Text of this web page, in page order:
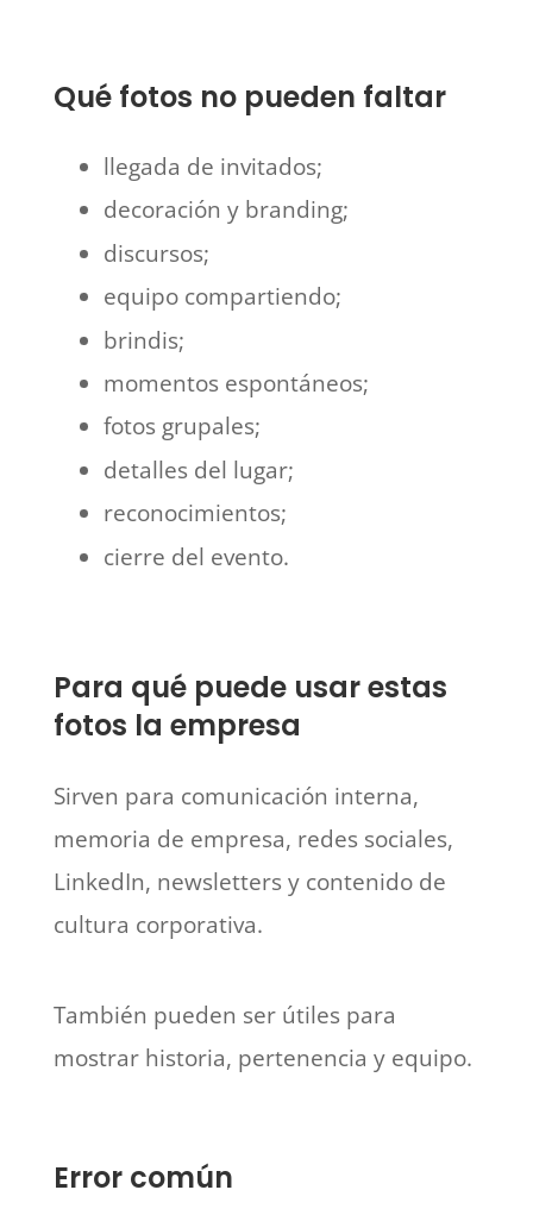
Qué fotos no pueden faltar
llegada de invitados;
decoración y branding;
discursos;
equipo compartiendo;
brindis;
momentos espontáneos;
fotos grupales;
detalles del lugar;
reconocimientos;
cierre del evento.
Para qué puede usar estas
fotos la empresa
Sirven para comunicación interna,
memoria de empresa, redes sociales,
LinkedIn, newsletters y contenido de
cultura corporativa.
También pueden ser útiles para
mostrar historia, pertenencia y equipo.
Error común